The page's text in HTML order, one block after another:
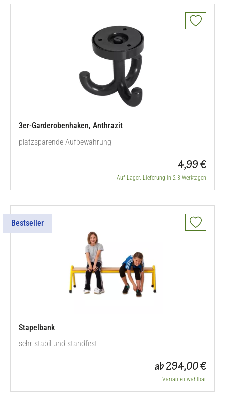
3er-Garderobenhaken, Anthrazit
platzsparende Aufbewahrung
4,99 €
Auf Lager. Lieferung in 2-3 Werktagen
Bestseller
Stapelbank
sehr stabil und standfest
ab 294,00 €
Varianten wählbar